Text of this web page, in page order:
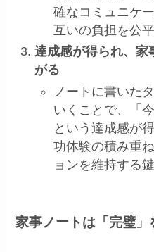
確なコミュニケ
互いの負担を公
達成感が得られ、家
がる
ノートに書いた
いくことで、「
という達成感が
功体験の積み重
ョンを維持する
家事ノートは「完璧